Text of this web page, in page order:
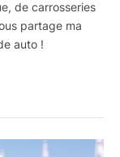
de carrosseries
partage ma
auto !